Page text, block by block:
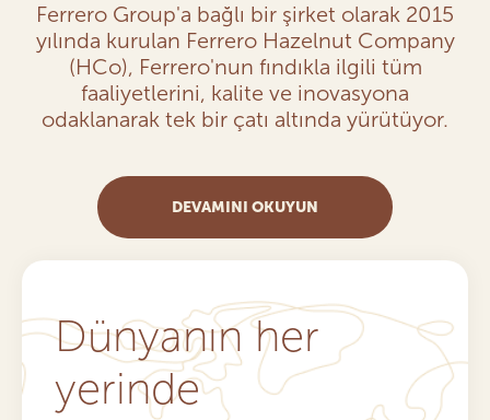
Ferrero Group'a bağlı bir şirket olarak 2015
yılında kurulan Ferrero Hazelnut Company
(HCo), Ferrero'nun fındıkla ilgili tüm
faaliyetlerini, kalite ve inovasyona
odaklanarak tek bir çatı altında yürütüyor.
DEVAMINI OKUYUN
Dünyanınher
yerinde